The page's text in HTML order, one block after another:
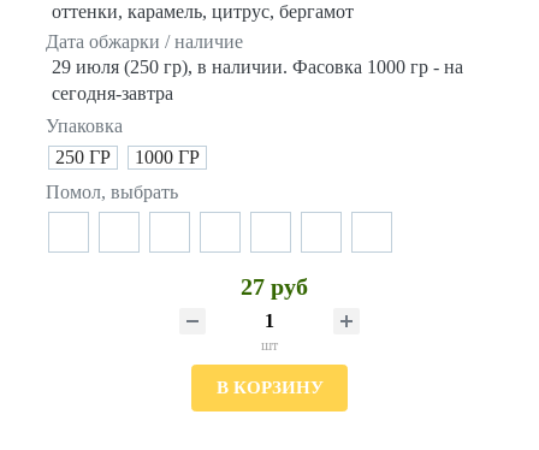
оттенки, карамель, цитрус, бергамот
Дата обжарки / наличие
29 июля (250 гр), в наличии. Фасовка 1000 гр - на
сегодня-завтра
Упаковка
250 ГР
1000 ГР
Помол, выбрать
27 руб
шт
В КОРЗИНУ